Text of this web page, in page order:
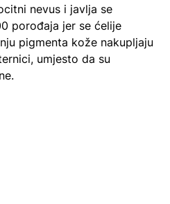
nevus i javlja se
porođaja jer se ćelije
pigmenta kože nakupljaju
umjesto da su